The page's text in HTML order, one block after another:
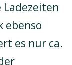
Ladezeiten
ebenso
es nur ca.